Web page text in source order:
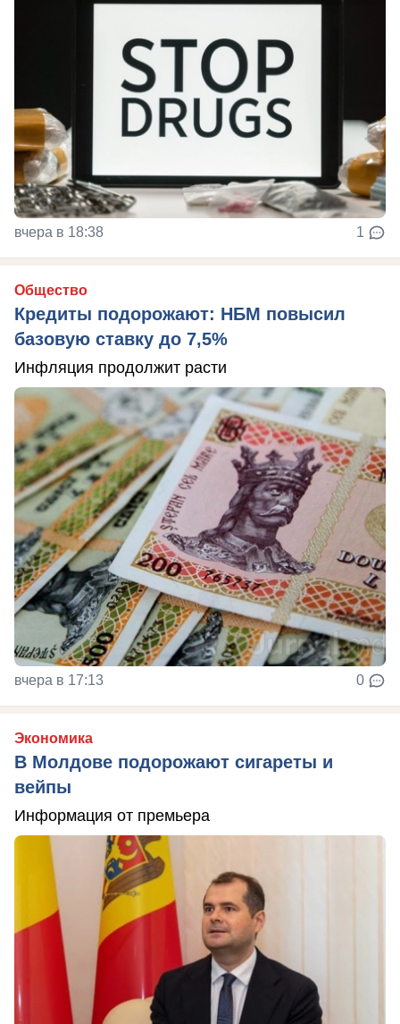
вчера в 18:38 1
Общество
Кредиты подорожают: НБМ повысил
базовую ставку до 7,5%
Инфляция продолжит расти
вчера в 17:13 0
Экономика
В Молдове подорожают сигареты и
вейпы
Информация от премьера